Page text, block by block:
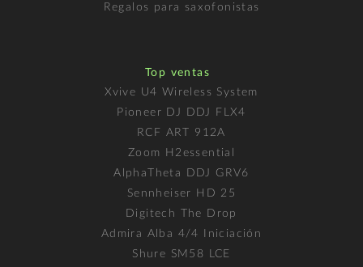
Regalos para saxofonistas
Top ventas
Xvive U4 Wireless System
Pioneer DJ DDJ FLX4
RCF ART 912A
Zoom H2essential
AlphaTheta DDJ GRV6
Sennheiser HD 25
Digitech The Drop
Admira Alba 4/4 Iniciación
Shure SM58 LCE